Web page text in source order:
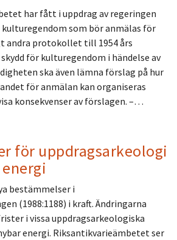
har fått i uppdrag av regeringen
som bör anmälas för
andra protokollet till 1954 års
för kulturegendom i händelse av
ska även lämna förslag på hur
för anmälan kan organiseras
konsekvenser av förslagen. –…
för uppdragsarkeologi
bestämmelser i
(1988:1188) i kraft. Ändringarna
i vissa uppdragsarkeologiska
energi. Riksantikvarieämbetet ser